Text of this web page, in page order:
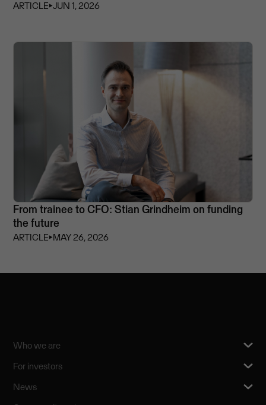
ARTICLE⏵JUN 1, 2026
From trainee to CFO: Stian Grindheim on funding
the future
ARTICLE⏵MAY 26, 2026
Who we are
For investors
News